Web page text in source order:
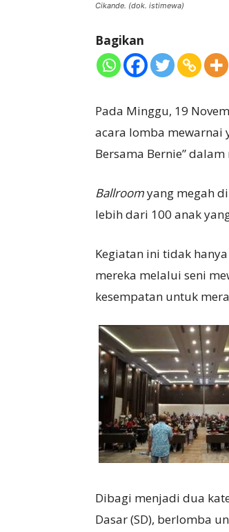
Cikande. (dok. istimewa)
Bagikan
Pada Minggu, 19
acara lomba mewarnai
Bersama Bernie”
Ballroomyang megah
lebih dari 100 anak
Kegiatan ini tidak
mereka melalui seni
kesempatan untuk
Dibagi menjadi dua
Dasar (SD), berlomba